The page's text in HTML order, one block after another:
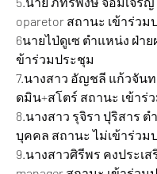
oparetor สถานะ เข้าร่วม
6นายไป่ดูเซ ตำแหน่ง ฝ่า
ข้าร่วมประชุม
7.นางสาว อัญชลี แก้วจัน
ดมิน+สโตร์ สถานะ เข้าร่
8.นางสาว รุจิรา ปุริสาร ต
บุคคล สถานะ ไม่เข้าร่วม
9.นางสาวศิรีพร คงประเ